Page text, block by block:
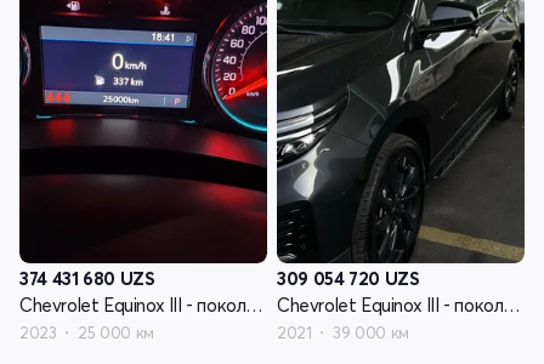
374 431 680 UZS
Chevrolet Equinox III - поколение рестайлинг
2023 25 000 км
309 054 720 UZS
Chevrolet Equinox III - поколение рестайлинг
2021 39 000 км